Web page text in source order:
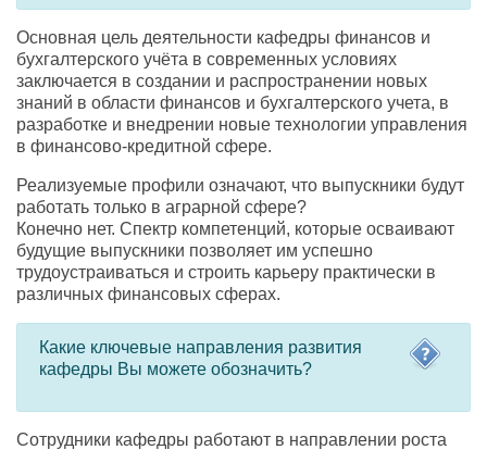
Основная цель деятельности кафедры финансов и
бухгалтерского учёта в современных условиях
заключается в создании и распространении новых
знаний в области финансов и бухгалтерского учета, в
разработке и внедрении новые технологии управления
в финансово-кредитной сфере.
Реализуемые профили означают, что выпускники будут
работать только в аграрной сфере?
Конечно нет. Спектр компетенций, которые осваивают
будущие выпускники позволяет им успешно
трудоустраиваться и строить карьеру практически в
различных финансовых сферах.
Какие ключевые направления развития
кафедры Вы можете обозначить?
Сотрудники кафедры работают в направлении роста